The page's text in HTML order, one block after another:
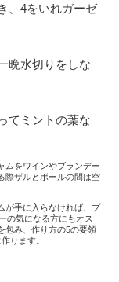
、4をいれガーゼ
晩水切りをしな
てミントの葉な
ムをワインやブランデー
際ザルとボールの間は空
が手に入らなければ、プ
の気になる方にもオス
包み、作り方の5の要領
ります。